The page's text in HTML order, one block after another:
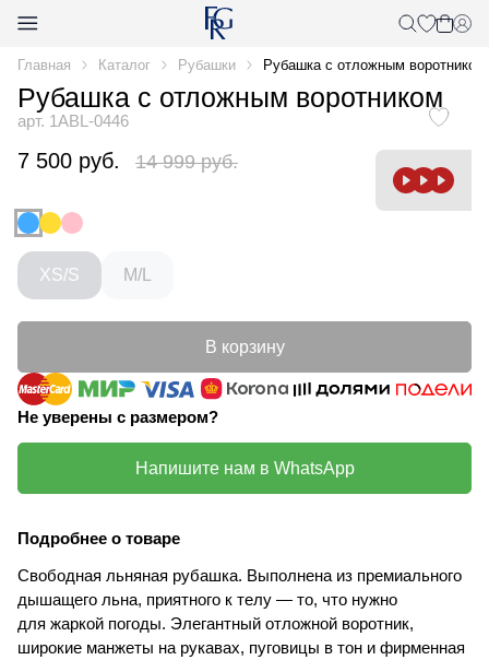
Главная Каталог Рубашки Рубашка с отложным воротником
Рубашка с отложным воротником
арт. 1ABL-0446
7 500 руб. 14 999 руб.
XS/S M/L
В корзину
Не уверены с размером?
Напишите нам в WhatsApp
Подробнее о товаре
Свободная льняная рубашка. Выполнена из премиального
дышащего льна, приятного к телу — то, что нужно
для жаркой погоды. Элегантный отложной воротник,
широкие манжеты на рукавах, пуговицы в тон и фирменная